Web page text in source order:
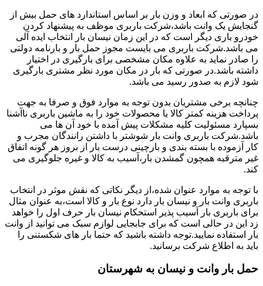
در صورتی که ابعاد و وزن بار بر اساس استاندارد های حمل بیش از
گنجایش یک وانت باشد،شرکت باربری موظف به پیشنهاد کردن
خودرو باری دیگر است که در این زمان نیسان بار انتخاب ایده آلی
می باشد.شرکت باربری می بایست مجوز حمل بار و بارنامه دولتی
را صادر نماید به علاوه مکان مشخصی برای بارگیری در اختیار
داشته باشد.در صورتی که بار در مکان مورد نظر مشتری بارگیری
شود لازم به صدور رسید می باشد.
چنانچه برخی مشتریان بدون توجه به موارد فوق و صرفا به جهت
پرداخت هزینه کمتر کالا یا محصولات خود را به ماشین باربری ناآشنا
بسپارد مسئولیت کلیه مشکلات پیش آمده با خود آن ها می
باشد.شرکت باربری وانت بار شوشتر با داشتن رانندگان مجرب و
کار آزموده با بسته بندی و بارچینی درست بار از بروز هر گونه اتفاق
غیر مترقبه همچون گمشدن بار،آسیب به کالا و غیره جلوگیری می
کند.
با توجه به موارد عنوان شده،از دیگر نکاتی که نقش موثر در انتخاب
باربری وانت بار و نیسان بار دارد نوع بار و کالا است،به عنوان مثال
برای باربری بار آسیب پذیر استحکام نیسان بار حرف اول را خواهد
زد این در حالی است که برای جابجایی لوازم سبک می توانید از وانت
بار استفاده نمایید.توجه داشته باشید که حتما بار های شکستنی را
باید به اطلاع شرکت برسانید.
حمل بار وانت و نیسان به شهرستان